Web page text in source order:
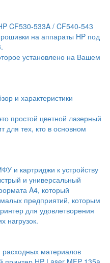
CF530-533A / CF540-543
на аппараты HP под
установлено на Вашем
и характеристики
простой цветной лазерный
для тех, кто в основном
и картриджи к устройству
и универсальный
A4, который
предприятий, которым
для удовлетворения
нагрузок.
материалов